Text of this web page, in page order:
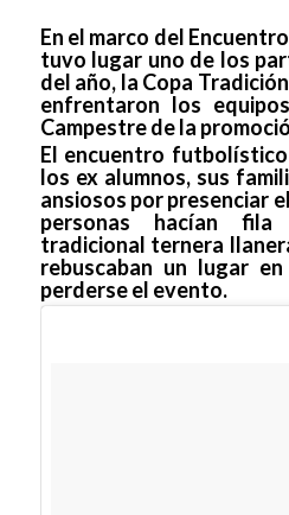
En el marco del
tuvo lugar uno de los
del año, la Copa
enfrentaron los
Campestre de la
El encuentro futbolístico
los ex alumnos, sus
ansiosos por presenciar
personas hacían
tradicional ternera
rebuscaban un lugar
perderse el evento.